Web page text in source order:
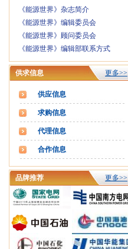
《能源世界》杂志简介
《能源世界》编辑委员会
《能源世界》顾问委员会
《能源世界》编辑部联系方式
供求信息 更多>>
供应信息
求购信息
代理信息
合作信息
品牌推荐 更多>>